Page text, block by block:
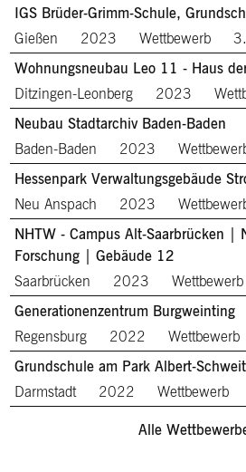
IGS Brüder-Grimm-Schule,
Gießen
2023 Wettbewerb
Wohnungsneubau Leo 11 - Haus
Ditzingen-Leonberg
2023
Neubau Stadtarchiv Baden-Baden
Baden-Baden
2023
Hessenpark Verwaltungsgebäude
Neu Anspach
2023
NHTW - Campus Alt-Saarbrücken |
Forschung | Gebäude 12
Saarbrücken
2023 Wettbewerb
Generationenzentrum Burgweinting
Regensburg
2022 Wettbewerb
Grundschule am Park Albert-
Darmstadt
2022 Wettbewerb
Alle